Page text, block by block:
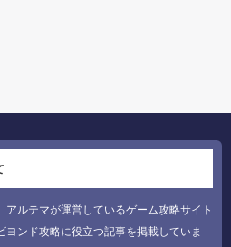
ルテマが運営しているゲーム攻略サイト
ンド攻略に役立つ記事を掲載していま